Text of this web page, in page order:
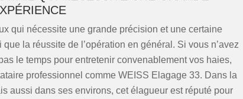
qui nécessite une grande précision et une certaine
la réussite de l’opération en général. Si vous n’avez
le temps pour entretenir convenablement vos haies,
professionnel comme WEISS Elagage 33. Dans la
aussi dans ses environs, cet élagueur est réputé pour